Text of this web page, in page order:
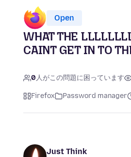
Open
WHAT THE
CAINT GET IN TO
0人がこの問題に困っています
Firefox Password manager
Just Think